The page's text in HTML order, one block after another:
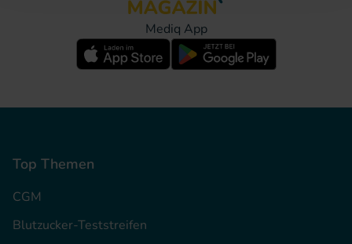
Mediq App
Top Themen
CGM
Blutzucker-Teststreifen